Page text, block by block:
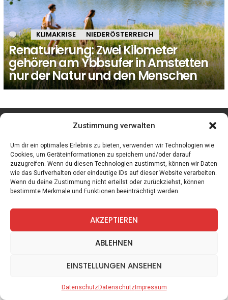
Zustimmung verwalten
Um dir ein optimales Erlebnis zu bieten, verwenden wir Technologien wie
Cookies, um Geräteinformationen zu speichern und/oder darauf
zuzugreifen. Wenn du diesen Technologien zustimmst, können wir Daten
wie das Surfverhalten oder eindeutige IDs auf dieser Website verarbeiten.
Wenn du deine Zustimmung nicht erteilst oder zurückziehst, können
bestimmte Merkmale und Funktionen beeinträchtigt werden.
AKZEPTIEREN
ABLEHNEN
EINSTELLUNGEN ANSEHEN
DatenschutzDatenschutzImpressum
1 Kommentar
KLIMAKRISE NIEDERÖSTERREICH
Renaturierung: Zwei Kilometer
gehören am Ybbsufer in Amstetten
nur der Natur und den Menschen
facebook instagram
Spiele Zitate Kontakt Datenschutz Impressum